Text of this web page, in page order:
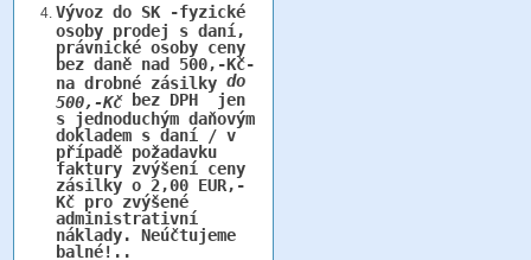
Vývoz do SK -fyzické
osoby prodej s daní,
právnické osoby ceny
bez daně nad 500,-Kč-
na drobné zásilky do
500,-Kčbez DPH jen
s jednoduchým daňovým
dokladem s daní / v
případě požadavku
faktury zvýšení ceny
zásilky o 2,00 EUR,-
Kč pro zvýšené
administrativní
náklady. Neúčtujeme
balné!..